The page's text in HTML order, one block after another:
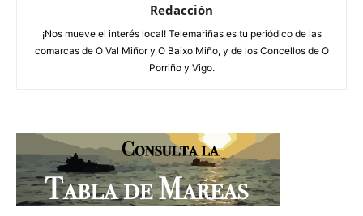
Redacción
¡Nos mueve el interés local! Telemariñas es tu periódico de las
comarcas de O Val Miñor y O Baixo Miño, y de los Concellos de O
Porriño y Vigo.